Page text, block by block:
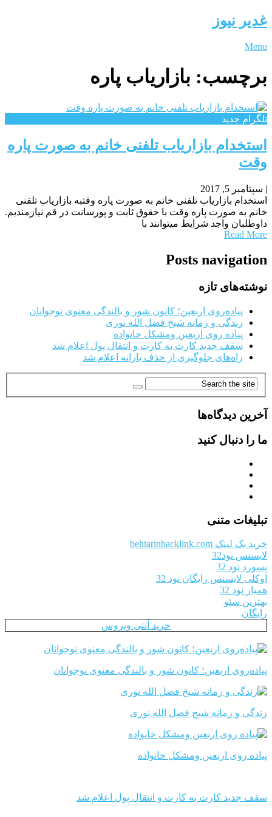
غدیر نیوز
Menu
برچسب: بازاریاب پاره
تلگرام جدید
استخدام بازاریاب تلفنی خانم به صورت پاره
وقت
| سپتامبر 5, 2017
استخدام بازاریاب تلفنی خانم به صورت پاره وقتبه بازاریاب تلفنی
خانم به صورت پاره وقت با حقوق ثابت و پورسانت در قم نیازمندیم.
داوطلبان واجد شرایط میتوانند با
Read More
Posts navigation
نوشته‌های تازه
پیاده‌روی اربعین؛ کانون شور و بالندگی معنوی نوجوانان
زندگی و زمانه شیخ فضل الله نوری
پیاده روی اربعین ومشکل خانواده
سقف جدید کارت به کارت و انتقال پول اعلام شد
راه‌های جلوگیری از حذف یارانه اعلام شد
آخرین دیدگاه‌ها
ما را دنبال کنید
تبلیغات متنی
خرید بک لینک behtarinbacklink.com
لایسنس نود32
پسورد نود 32
اوکلی لایسنس رایگان نود 32
همیار نود 32
بهترین سئو
رایگان
خرید آنتی ویروس
پیاده‌روی اربعین؛ کانون شور و بالندگی معنوی نوجوانان
زندگی و زمانه شیخ فضل الله نوری
پیاده روی اربعین ومشکل خانواده
سقف جدید کارت به کارت و انتقال پول اعلام شد